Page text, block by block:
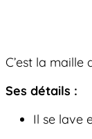
C’est la
Ses détails :
Il se lave